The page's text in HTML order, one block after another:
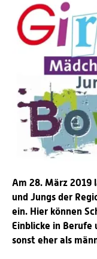
Am 28. März 2019
und Jungs der
ein. Hier können
Einblicke in Berufe
sonst eher als